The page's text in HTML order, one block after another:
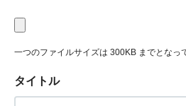
一つのファイルサイズは 300KB までとなっ
タイトル